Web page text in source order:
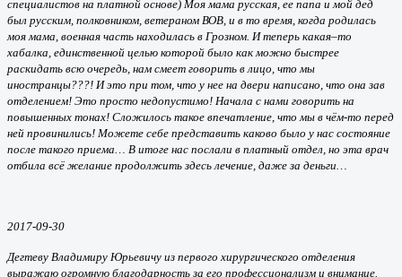
специалистов на платной основе) Моя мама русская, ее папа и мой дед
был русским, полковником, ветераном ВОВ, и в то время, когда родилась
моя мама, военная часть находилась в Грозном. И теперь какая–то
хабалка, единственной целью которой было как можно быстрее
раскидать всю очередь, нам смеет говорить в лицо, что мы
иностранцы???! И это при том, что у нее на двери написано, что она зав
отделением! Это просто недопустимо! Начала с нами говорить на
повышенных тонах! Сложилось такое впечатление, что мы в чём-то перед
ней провинились! Можете себе представить каково было у нас состояние
после такого приема… В итоге нас послали в платный отдел, но эта врач
отбила всё желание продолжить здесь лечение, даже за деньги…
2017-09-30
Дегтеву Владимиру Юрьевичу из первого хирургического отделения
выражаю огромную благодарность за его профессионализм и внимание.